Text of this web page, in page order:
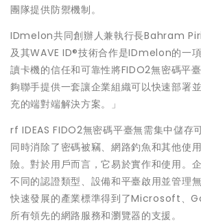
團隊提供防禦機制。
IDmelon共同創辦人兼執行長Bahram
及其WAVE ID®技術合作是IDmelon的一
讀卡機的信任和可靠性將FIDO2無密碼平
夠聯手提供一套讓企業組織可以快速部署
充的端對端解決方案。」
rf IDEAS FIDO2無密碼平臺無需集中儲存
同時消除了密碼被竊、網路釣魚和其他使
險。對於用戶而言，它易於實作和使用。
不同的認證類型、設備和平臺啟用並管理
快速發展的產業標準得到了Microsoft、
所有領先的網路服務和瀏覽器的支援。